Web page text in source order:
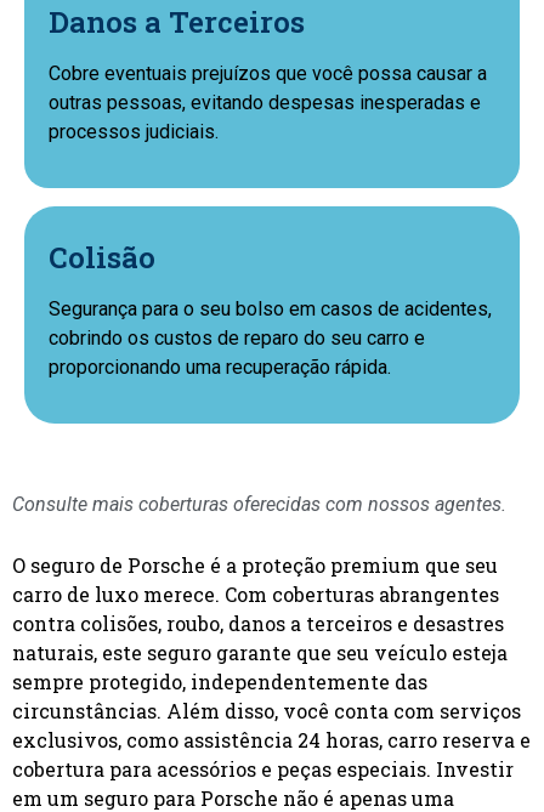
Danos a Terceiros
Cobre eventuais prejuízos que você possa causar a
outras pessoas, evitando despesas inesperadas e
processos judiciais.
Colisão
Segurança para o seu bolso em casos de acidentes,
cobrindo os custos de reparo do seu carro e
proporcionando uma recuperação rápida.
Consulte mais coberturas oferecidas com nossos agentes.
O seguro de Porsche é a proteção premium que seu
carro de luxo merece. Com coberturas abrangentes
contra colisões, roubo, danos a terceiros e desastres
naturais, este seguro garante que seu veículo esteja
sempre protegido, independentemente das
circunstâncias. Além disso, você conta com serviços
exclusivos, como assistência 24 horas, carro reserva e
cobertura para acessórios e peças especiais. Investir
em um seguro para Porsche não é apenas uma